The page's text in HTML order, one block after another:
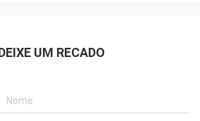
UM RECADO